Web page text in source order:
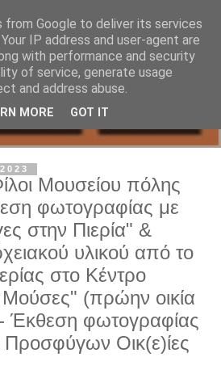
Μουσείου πόλης
φωτογραφίας με
στην Πιερία" &
υλικού από το
στο Κέντρο
(πρώην οικία
Έκθεση φωτογραφίας
Οικ(ε)ίες
from Google to deliver its services
IP address and user-agent are
with performance and security
of service, generate usage
and address abuse.
MORE GOT IT